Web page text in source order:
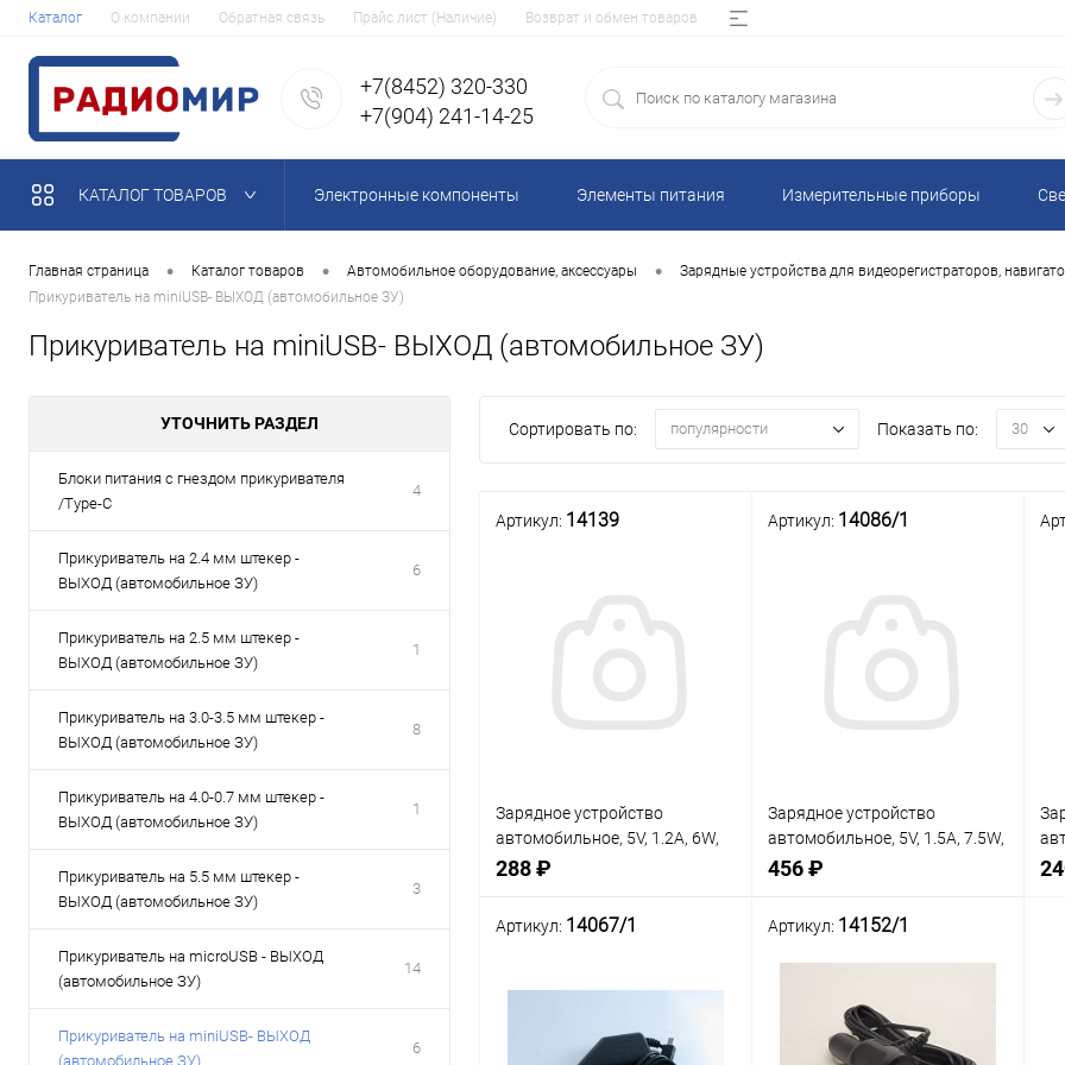
Каталог О компании Обратная связь Прайс лист (Наличие) Возврат и обмен товаров
+7(8452) 320-330
+7(904) 241-14-25
КАТАЛОГ ТОВАРОВ Электронные компоненты Элементы питания Измерительные приборы
Главная страница • Каталог товаров • Автомобильное оборудование, аксессуары • Зарядные устройства для видеорегистраторов,
Прикуриватель на miniUSB- ВЫХОД (автомобильное ЗУ)
Прикуриватель на miniUSB- ВЫХОД (автомобильное ЗУ)
УТОЧНИТЬ РАЗДЕЛ
Блоки питания с гнездом прикуривателя
/Type-C
4
Прикуриватель на 2.4 мм штекер -
ВЫХОД (автомобильное ЗУ)
6
Прикуриватель на 2.5 мм штекер -
ВЫХОД (автомобильное ЗУ)
1
Прикуриватель на 3.0-3.5 мм штекер -
ВЫХОД (автомобильное ЗУ)
8
Прикуриватель на 4.0-0.7 мм штекер -
ВЫХОД (автомобильное ЗУ)
1
Прикуриватель на 5.5 мм штекер -
ВЫХОД (автомобильное ЗУ)
3
Прикуриватель на microUSB - ВЫХОД
(автомобильное ЗУ)
14
Прикуриватель на miniUSB- ВЫХОД
(автомобильное ЗУ)
6
Сортировать по: популярности Показать по: 30
Артикул: 14139
Зарядное устройство
автомобильное, 5V, 1.2A, 6W,
штекер: miniUSB (5pin), вх: 12-
прикуриватель
288 ₽
Артикул: 14086/1
Зарядное устройство
автомобильное, 5V, 1.5A, 7.5W,
штекер: miniUSB (5pin), вх: 12-
прикуриватель
456 ₽
Артикул: 14067/1 Артикул: 14152/1